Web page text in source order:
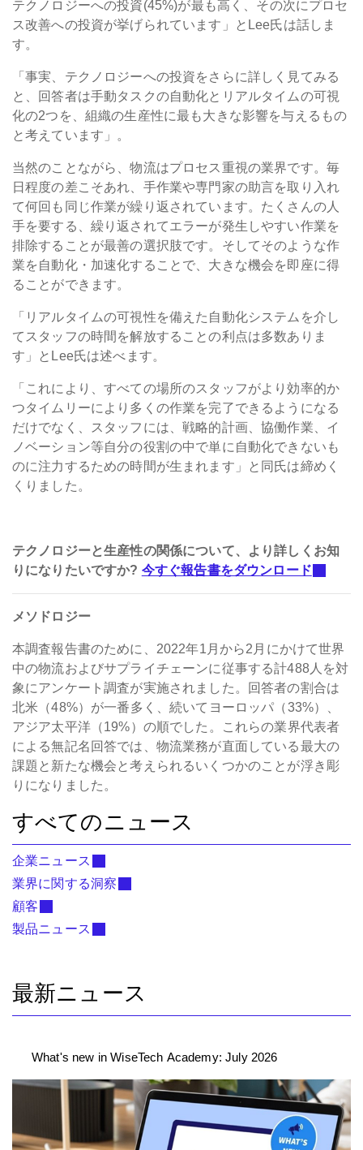
テクノロジーへの投資(45%)が最も高く、その次にプロセ
ス改善への投資が挙げられています」とLee氏は話しま
す。
「事実、テクノロジーへの投資をさらに詳しく見てみる
と、回答者は手動タスクの自動化とリアルタイムの可視
化の2つを、組織の生産性に最も大きな影響を与えるもの
と考えています」。
当然のことながら、物流はプロセス重視の業界です。毎
日程度の差こそあれ、手作業や専門家の助言を取り入れ
て何回も同じ作業が繰り返されています。たくさんの人
手を要する、繰り返されてエラーが発生しやすい作業を
排除することが最善の選択肢です。そしてそのような作
業を自動化・加速化することで、大きな機会を即座に得
ることができます。
「リアルタイムの可視性を備えた自動化システムを介し
てスタッフの時間を解放することの利点は多数ありま
す」とLee氏は述べます。
「これにより、すべての場所のスタッフがより効率的か
つタイムリーにより多くの作業を完了できるようになる
だけでなく、スタッフには、戦略的計画、協働作業、イ
ノベーション等自分の役割の中で単に自動化できないも
のに注力するための時間が生まれます」と同氏は締めく
くりました。
テクノロジーと生産性の関係について、より詳しくお知
りになりたいですか? 今すぐ報告書をダウンロード
メソドロジー
本調査報告書のために、2022年1月から2月にかけて世界
中の物流およびサプライチェーンに従事する計488人を対
象にアンケート調査が実施されました。回答者の割合は
北米（48%）が一番多く、続いてヨーロッパ（33%）、
アジア太平洋（19%）の順でした。これらの業界代表者
による無記名回答では、物流業務が直面している最大の
課題と新たな機会と考えられるいくつかのことが浮き彫
りになりました。
すべてのニュース
企業ニュース
業界に関する洞察
顧客
製品ニュース
最新ニュース
What's new in WiseTech Academy: July 2026